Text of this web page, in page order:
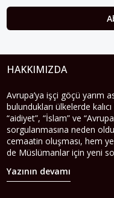
HAKKIMIZDA
Avrupa’ya işçi göçü yarım
bulundukları ülkelerde
“aidiyet”, “İslam” ve
sorgulanmasına neden
cemaatin oluşması, hem
de Müslümanlar için yeni
Yazının devamı